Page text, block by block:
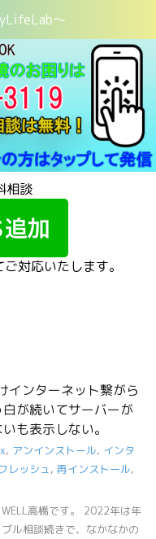
～
相談
対応いたします。
インターネット繋がら
が続いてサーバーが
も表示しない。
, アンインストール, インタ
レッシュ, 再インストール,
高橋です。 2022年は年
ル相談続きで、なかなかの